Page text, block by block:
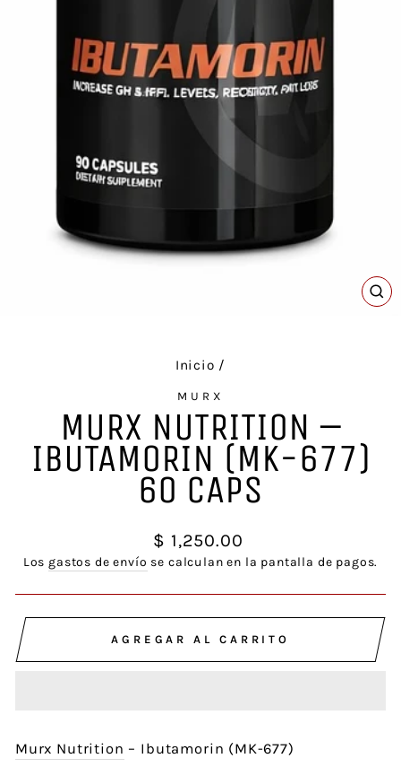
Inicio /
MURX
MURX NUTRITION –
IBUTAMORIN (MK-677)
60 CAPS
Precio
habitual
$ 1,250.00
Los gastos de envío se calculan en la pantalla de pagos.
AGREGAR AL CARRITO
Murx Nutrition – Ibutamorin (MK-677)